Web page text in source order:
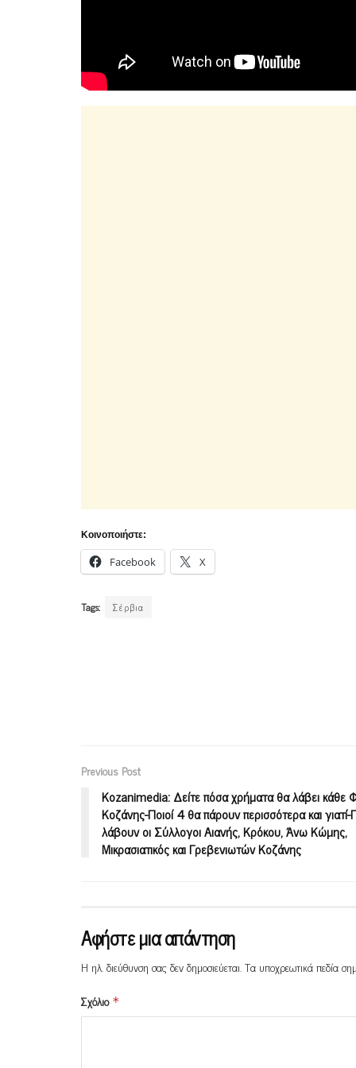
Κοινοποιήστε:
Facebook X
Tags: Σέρβια
Previous Post
Κοzanimedia: Δείτε πόσα χρήματα θα λάβει κάθε
Κοζάνης-Ποιοί 4 θα πάρουν περισσότερα και
λάβουν οι Σύλλογοι Αιανής, Κρόκου, Άνω Κώμης,
Μικρασιατικός και Γρεβενιωτών Κοζάνης
Αφήστε μια απάντηση
Η ηλ. διεύθυνση σας δεν δημοσιεύεται.Τα υποχρεωτικά πεδία
Σχόλιο *